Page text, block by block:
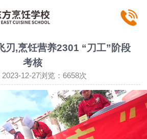
刃,烹饪营养2301 “刀工”阶段
考核
2023-12-27浏览：6658次